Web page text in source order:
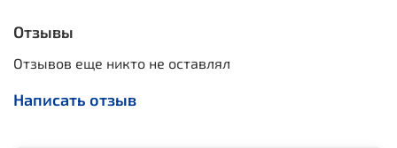
Отзывы
Отзывов еще никто не оставлял
Написать отзыв